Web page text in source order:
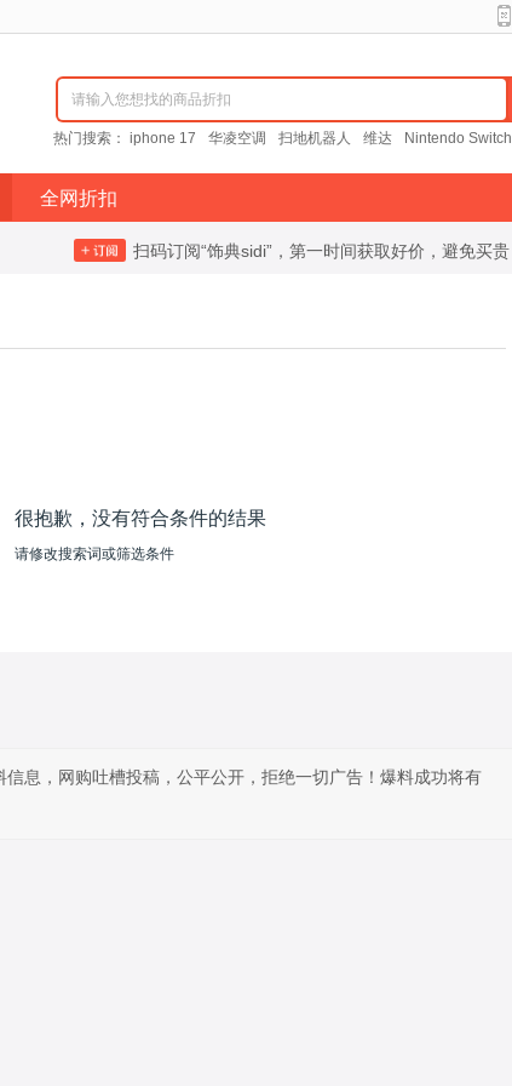
请输入您想找的商品折扣
热门搜索： iphone 17 华凌空调 扫地机器人 维达 Nintendo Switch
全网折扣
扫码订阅“饰典sidi”，第一时间获取好价，避免买贵
很抱歉，没有符合条件的结果
请修改搜索词或筛选条件
息，网购吐槽投稿，公平公开，拒绝一切广告！爆料成功将有